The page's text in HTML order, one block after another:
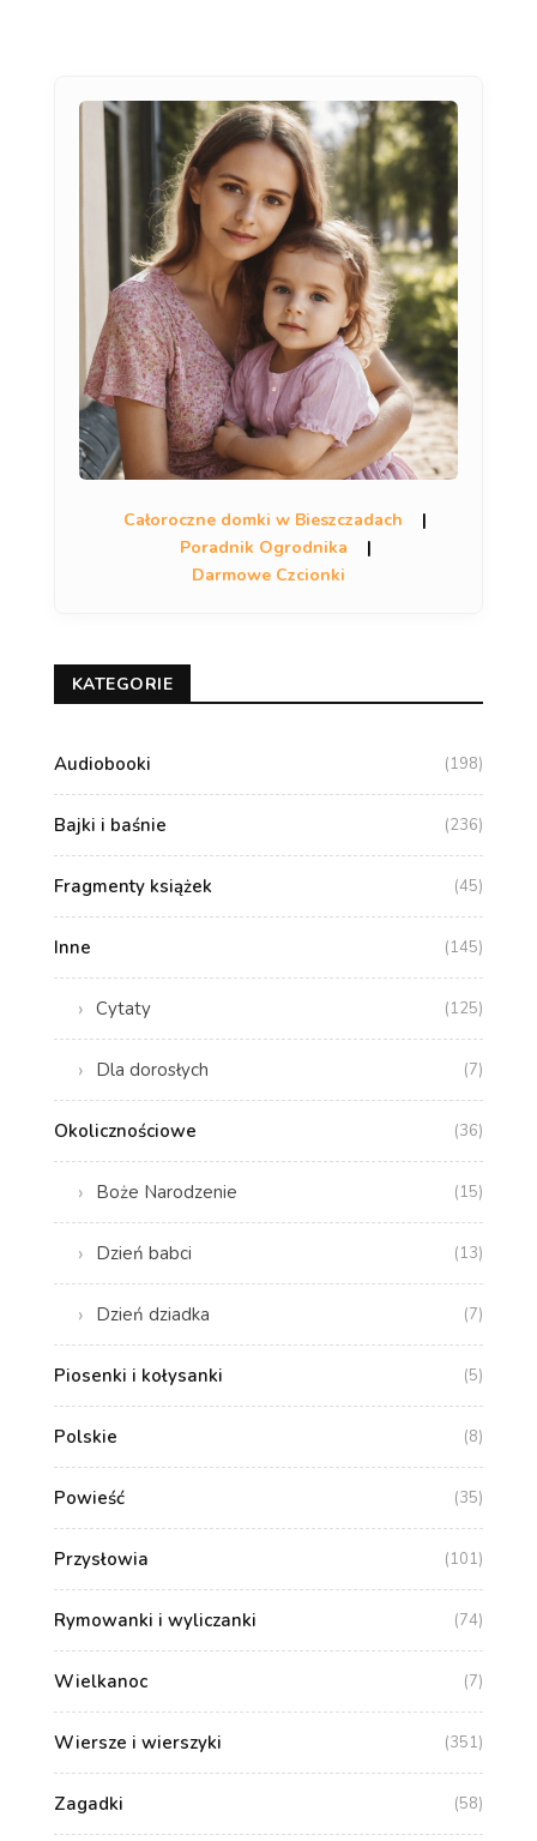
Całoroczne domki w Bieszczadach
|
Poradnik Ogrodnika
|
Darmowe Czcionki
KATEGORIE
Audiobooki (198)
Bajki i baśnie (236)
Fragmenty książek (45)
Inne (145)
Cytaty (125)
Dla dorosłych (7)
Okolicznościowe (36)
Boże Narodzenie (15)
Dzień babci (13)
Dzień dziadka (7)
Piosenki i kołysanki (5)
Polskie (8)
Powieść (35)
Przysłowia (101)
Rymowanki i wyliczanki (74)
Wielkanoc (7)
Wiersze i wierszyki (351)
Zagadki (58)